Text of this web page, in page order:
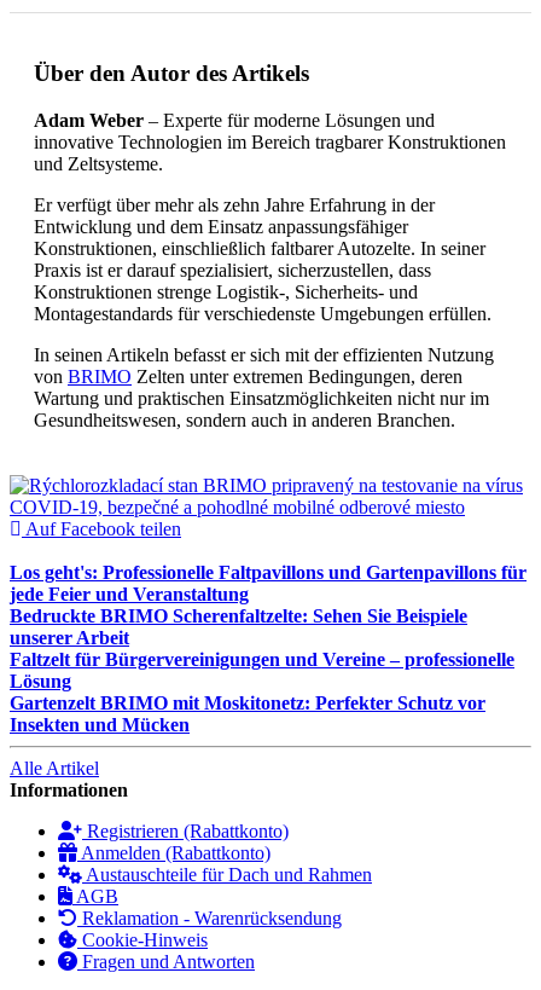
Über den Autor des Artikels
Adam Weber – Experte für moderne Lösungen und
innovative Technologien im Bereich tragbarer Konstruktionen
und Zeltsysteme.
Er verfügt über mehr als zehn Jahre Erfahrung in der
Entwicklung und dem Einsatz anpassungsfähiger
Konstruktionen, einschließlich faltbarer Autozelte. In seiner
Praxis ist er darauf spezialisiert, sicherzustellen, dass
Konstruktionen strenge Logistik-, Sicherheits- und
Montagestandards für verschiedenste Umgebungen erfüllen.
In seinen Artikeln befasst er sich mit der effizienten Nutzung
von BRIMO Zelten unter extremen Bedingungen, deren
Wartung und praktischen Einsatzmöglichkeiten nicht nur im
Gesundheitswesen, sondern auch in anderen Branchen.
Auf Facebook teilen
Los geht's: Professionelle Faltpavillons und Gartenpavillons für
jede Feier und Veranstaltung
Bedruckte BRIMO Scherenfaltzelte: Sehen Sie Beispiele
unserer Arbeit
Faltzelt für Bürgervereinigungen und Vereine – professionelle
Lösung
Gartenzelt BRIMO mit Moskitonetz: Perfekter Schutz vor
Insekten und Mücken
Alle Artikel
Informationen
Registrieren (Rabattkonto)
Anmelden (Rabattkonto)
Austauschteile für Dach und Rahmen
AGB
Reklamation - Warenrücksendung
Cookie-Hinweis
Fragen und Antworten